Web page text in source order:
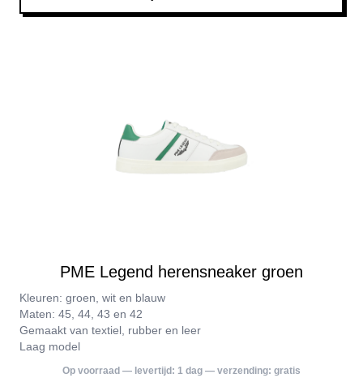
PME Legend herensneaker groen
Kleuren: groen, wit en blauw
Maten: 45, 44, 43 en 42
Gemaakt van textiel, rubber en leer
Laag model
Op voorraad — levertijd: 1 dag — verzending: gratis